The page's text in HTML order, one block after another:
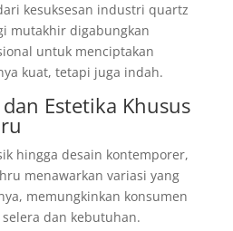
kesuksesan industri quartz
mutakhir digabungkan
untuk menciptakan
kuat, tetapi juga indah.
Estetika Khusus
hingga desain kontemporer,
menawarkan variasi yang
memungkinkan konsumen
dan kebutuhan.